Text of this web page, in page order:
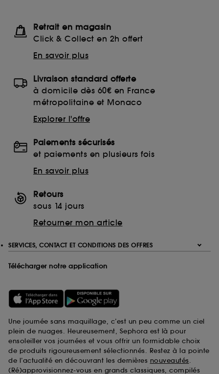
Retrait en magasin
Click & Collect en 2h offert
En savoir plus
Livraison standard offerte
à domicile dès 60€ en France
métropolitaine et Monaco
Explorer l'offre
Paiements sécurisés
et paiements en plusieurs fois
En savoir plus
Retours
sous 14 jours
Retourner mon article
SERVICES, CONTACT ET CONDITIONS DES OFFRES
Télécharger notre application
Une journée sans maquillage, c’est un peu comme un ciel
plein de nuages. Heureusement, Sephora est là pour
ensoleiller vos journées et vous offrir un formidable choix
de produits rigoureusement sélectionnés. Restez à la pointe
de l’actualité en découvrant les dernières nouveautés.
(Ré)approvisionnez-vous en grands classiques, compilés